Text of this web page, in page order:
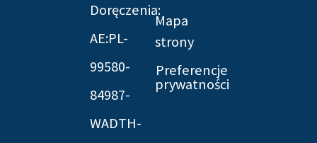
Doręczenia:
AE:PL-
99580-
84987-
WADTH-
Mapa
strony
Preferencje
prywatności